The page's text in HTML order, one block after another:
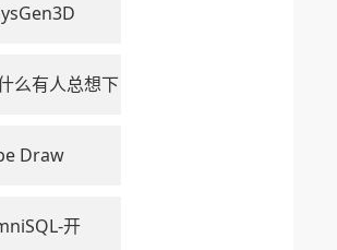
么有人总想下
Draw
开